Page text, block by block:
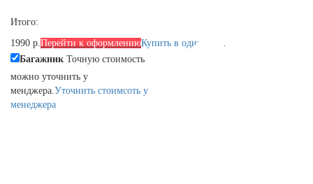
Итого:
1990 р.Перейти к оформлениюКупить в один клик
Багажник Точную стоимость
можно уточнить у
менджера.Уточнить стоимсоть у
менеджера